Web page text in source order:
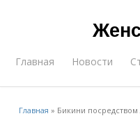
Главная Новости
Главная » Бикини посредством